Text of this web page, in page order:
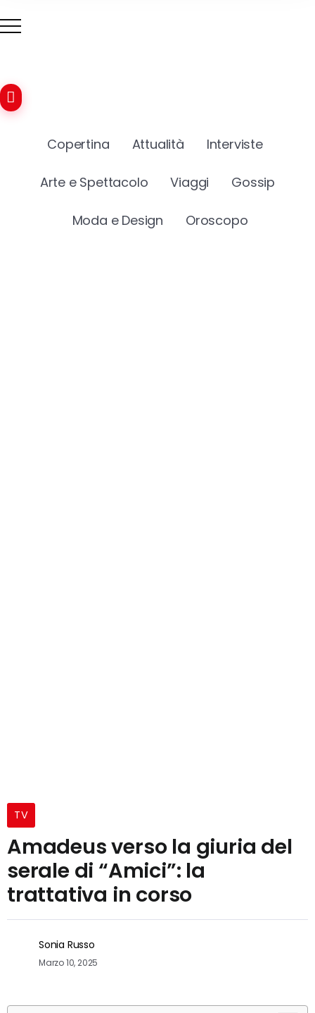
Copertina Attualità Interviste
Arte e Spettacolo Viaggi Gossip
Moda e Design Oroscopo
TV
Amadeus verso la giuria del
serale di “Amici”: la
trattativa in corso
Sonia Russo
Marzo 10, 2025